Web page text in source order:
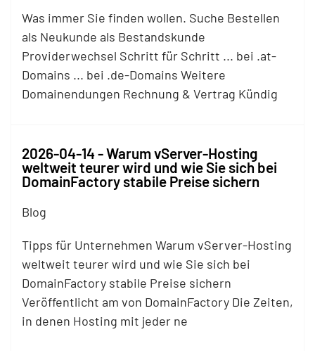
Was immer Sie finden wollen. Suche Bestellen
als Neukunde als Bestandskunde
Providerwechsel Schritt für Schritt ... bei .at-
Domains ... bei .de-Domains Weitere
Domainendungen Rechnung & Vertrag Kündig
2026-04-14 - Warum vServer-Hosting
weltweit teurer wird und wie Sie sich bei
DomainFactory stabile Preise sichern
Blog
Tipps für Unternehmen Warum vServer-Hosting
weltweit teurer wird und wie Sie sich bei
DomainFactory stabile Preise sichern
Veröffentlicht am von DomainFactory Die Zeiten,
in denen Hosting mit jeder ne